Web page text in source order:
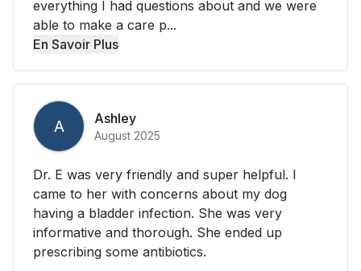
everything I had questions about and we were
able to make a care p...
En Savoir Plus
A Ashley
August 2025
Dr. E was very friendly and super helpful. I
came to her with concerns about my dog
having a bladder infection. She was very
informative and thorough. She ended up
prescribing some antibiotics.